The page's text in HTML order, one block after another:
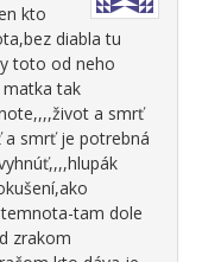
kto
diabla tu
toto od neho
tak
a smrť
smrť je potrebná
tam dole
zrakom